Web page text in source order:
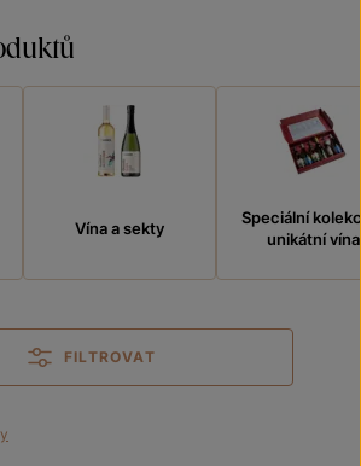
Vína a sekty
Speciální
unikátní vína
FILTROVAT